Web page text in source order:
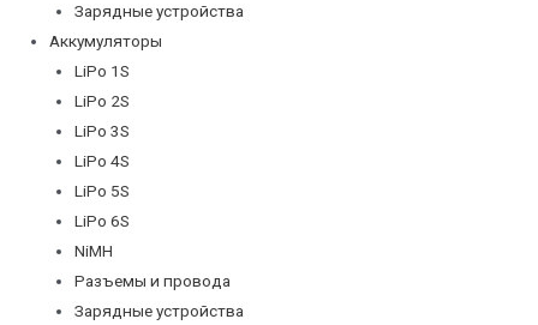
Зарядные устройства
Аккумуляторы
LiPo 1S
LiPo 2S
LiPo 3S
LiPo 4S
LiPo 5S
LiPo 6S
NiMH
Разъемы и провода
Зарядные устройства